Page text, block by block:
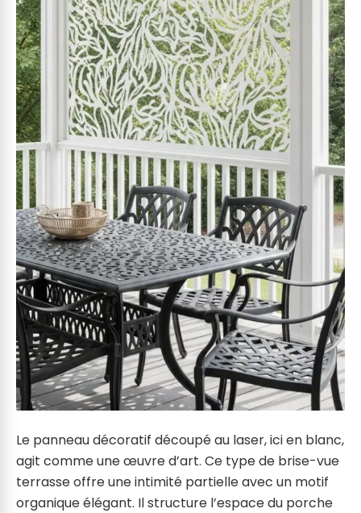
Le panneau décoratif découpé au laser, ici en blanc,
agit comme une œuvre d’art. Ce type de brise-vue
terrasse offre une intimité partielle avec un motif
organique élégant. Il structure l’espace du porche